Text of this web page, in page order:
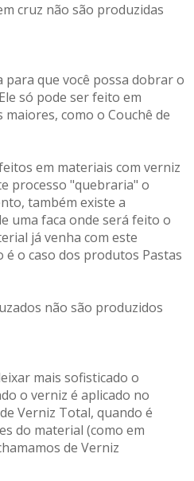
cruz não são produzidas
para que você possa dobrar o
só pode ser feito em
como o Couchê de
em materiais com verniz
processo "quebraria" o
também existe a
uma faca onde será feito o
já venha com este
é o caso dos produtos Pastas
não são produzidos
mais sofisticado o
o verniz é aplicado no
Verniz Total, quando é
do material (como em
de Verniz